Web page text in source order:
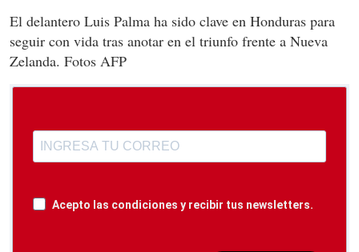
El delantero Luis Palma ha sido clave en Honduras para
seguir con vida tras anotar en el triunfo frente a Nueva
Zelanda. Fotos AFP
Acepto las condiciones y recibir tus newsletters.